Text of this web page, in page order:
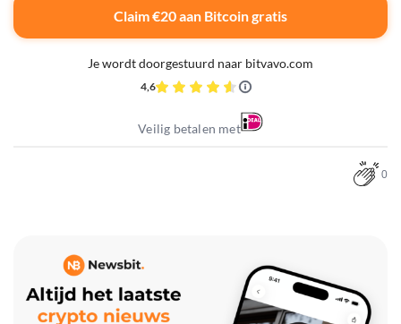
Claim €20 aan Bitcoin gratis
Je wordt doorgestuurd naar bitvavo.com
4,6
Veilig betalen met
0